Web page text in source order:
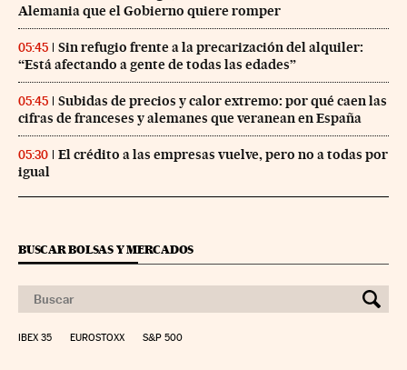
Alemania que el Gobierno quiere romper
05:45
Sin refugio frente a la precarización del alquiler:
“Está afectando a gente de todas las edades”
05:45
Subidas de precios y calor extremo: por qué caen las
cifras de franceses y alemanes que veranean en España
05:30
El crédito a las empresas vuelve, pero no a todas por
igual
BUSCAR BOLSAS Y MERCADOS
IBEX 35 EUROSTOXX S&P 500